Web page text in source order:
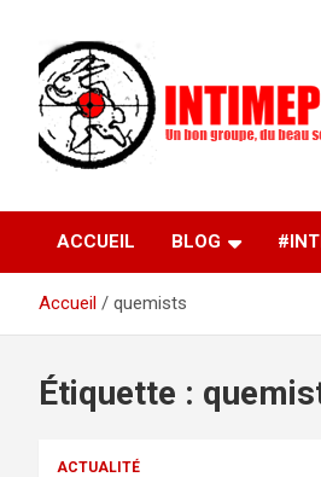
contenu
musiques actuelles pop rock,
concert lyon
ACCUEIL BLOG
Accueil quemists
Étiquette :
ACTUALITÉ